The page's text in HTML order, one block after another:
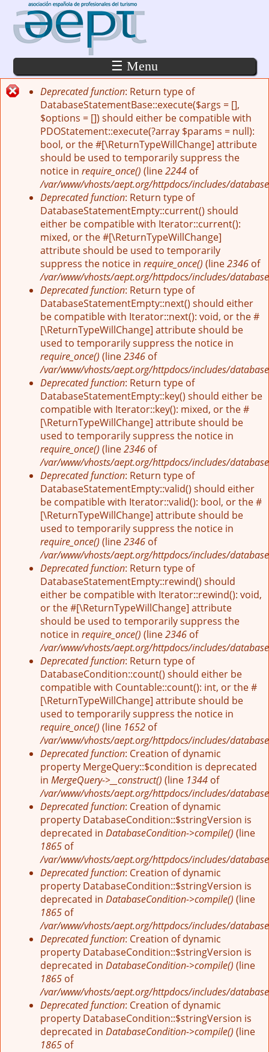
Pasar al contenido principal
☰ Menu
Mensaje de error
Deprecated function: Return type of
DatabaseStatementBase::execute($args = [],
$options = []) should either be compatible with
PDOStatement::execute(?array $params = null):
bool, or the #[\ReturnTypeWillChange] attribute
should be used to temporarily suppress the
notice in require_once() (line2244 of
/var/www/vhosts/aept.org/httpdocs/includes/
Deprecated function: Return type of
DatabaseStatementEmpty::current() should
either be compatible with Iterator::current():
mixed, or the #[\ReturnTypeWillChange]
attribute should be used to temporarily
suppress the notice in require_once() (line2346 of
/var/www/vhosts/aept.org/httpdocs/includes/
Deprecated function: Return type of
DatabaseStatementEmpty::next() should either
be compatible with Iterator::next(): void, or the #
[\ReturnTypeWillChange] attribute should be
used to temporarily suppress the notice in
require_once() (line2346 of
/var/www/vhosts/aept.org/httpdocs/includes/
Deprecated function: Return type of
DatabaseStatementEmpty::key() should either be
compatible with Iterator::key(): mixed, or the #
[\ReturnTypeWillChange] attribute should be
used to temporarily suppress the notice in
require_once() (line2346 of
/var/www/vhosts/aept.org/httpdocs/includes/
Deprecated function: Return type of
DatabaseStatementEmpty::valid() should either
be compatible with Iterator::valid(): bool, or the #
[\ReturnTypeWillChange] attribute should be
used to temporarily suppress the notice in
require_once() (line2346 of
/var/www/vhosts/aept.org/httpdocs/includes/
Deprecated function: Return type of
DatabaseStatementEmpty::rewind() should
either be compatible with Iterator::rewind(): void,
or the #[\ReturnTypeWillChange] attribute
should be used to temporarily suppress the
notice in require_once() (line2346 of
/var/www/vhosts/aept.org/httpdocs/includes/
Deprecated function: Return type of
DatabaseCondition::count() should either be
compatible with Countable::count(): int, or the #
[\ReturnTypeWillChange] attribute should be
used to temporarily suppress the notice in
require_once() (line 1652 of
/var/www/vhosts/aept.org/httpdocs/includes/
Deprecated function: Creation of dynamic
property MergeQuery::$condition is deprecated
in MergeQuery->__construct() (line 1344 of
/var/www/vhosts/aept.org/httpdocs/includes/
Deprecated function: Creation of dynamic
property DatabaseCondition::$stringVersion is
deprecated in DatabaseCondition->compile() (line
1865 of
/var/www/vhosts/aept.org/httpdocs/includes/
Deprecated function: Creation of dynamic
property DatabaseCondition::$stringVersion is
deprecated in DatabaseCondition->compile() (line
1865 of
/var/www/vhosts/aept.org/httpdocs/includes/
Deprecated function: Creation of dynamic
property DatabaseCondition::$stringVersion is
deprecated in DatabaseCondition->compile() (line
1865 of
/var/www/vhosts/aept.org/httpdocs/includes/
Deprecated function: Creation of dynamic
property DatabaseCondition::$stringVersion is
deprecated in DatabaseCondition->compile() (line
1865 of